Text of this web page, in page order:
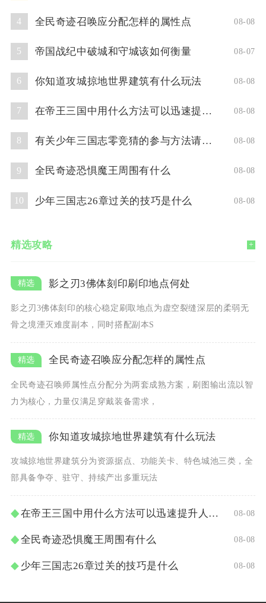
4 全民奇迹召唤应分配怎样的属性点 08-08
5 帝国战纪中破城和守城该如何衡量 08-07
6 你知道攻城掠地世界建筑有什么玩法 08-08
7 在帝王三国中用什么方法可以迅速提升人物等级 08-08
8 有关少年三国志零竞猜的参与方法请问你了解吗 08-08
9 全民奇迹恐惧魔王周围有什么 08-08
10 少年三国志26章过关的技巧是什么 08-08
精选攻略 +
影之刃3佛体刻印刷印地点何处
影之刃3佛体刻印的核心稳定刷取地点为虚空裂缝深层的柔弱无
骨之境湮灭难度副本，同时搭配副本S
全民奇迹召唤应分配怎样的属性点
全民奇迹召唤师属性点分配分为两套成熟方案，刷图输出流以智
力为核心，力量仅满足穿戴装备需求，
你知道攻城掠地世界建筑有什么玩法
攻城掠地世界建筑分为资源据点、功能关卡、特色城池三类，全
部具备争夺、驻守、持续产出多重玩法
在帝王三国中用什么方法可以迅速提升人物等级 08-08
全民奇迹恐惧魔王周围有什么 08-08
少年三国志26章过关的技巧是什么 08-08